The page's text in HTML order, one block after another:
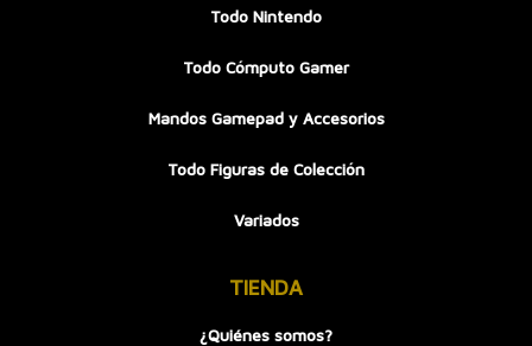
Todo Nintendo
Todo Cómputo Gamer
Mandos Gamepad y Accesorios
Todo Figuras de Colección
Variados
TIENDA
¿Quiénes somos?